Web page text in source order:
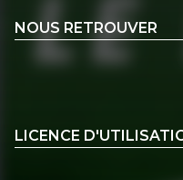
NOUS RETROUVER
LICENCE